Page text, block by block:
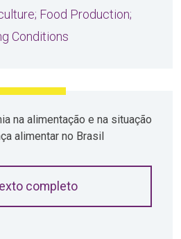
Food Production;
Conditions
completo